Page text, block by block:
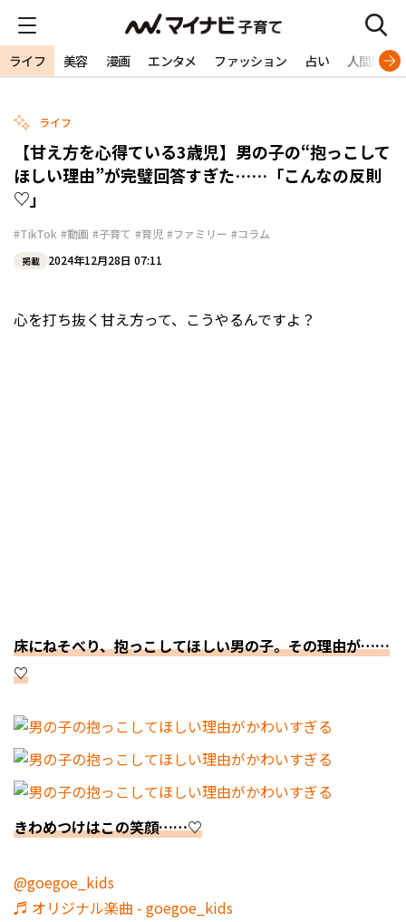
ライフ 美容 漫画 エンタメ ファッション 占い 人間関係
ライフ
【甘え方を心得ている3歳児】男の子の“抱っこして
ほしい理由”が完璧回答すぎた……「こんなの反則
♡」
#TikTok #動画 #子育て #育児 #ファミリー #コラム
掲載 2024年12月28日 07:11
心を打ち抜く甘え方って、こうやるんですよ？
床にねそべり、抱っこしてほしい男の子。その理由が……
♡
きわめつけはこの笑顔……♡
@goegoe_kids
♬ オリジナル楽曲 - goegoe_kids